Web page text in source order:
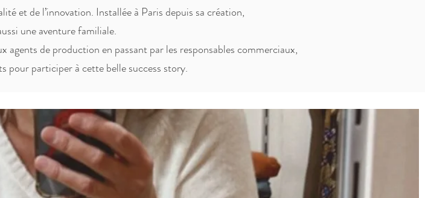
et de l’innovation. Installée à Paris depuis sa création,
une aventure familiale.
agents de production en passant par les responsables commerciaux,
pour participer à cette belle success story.